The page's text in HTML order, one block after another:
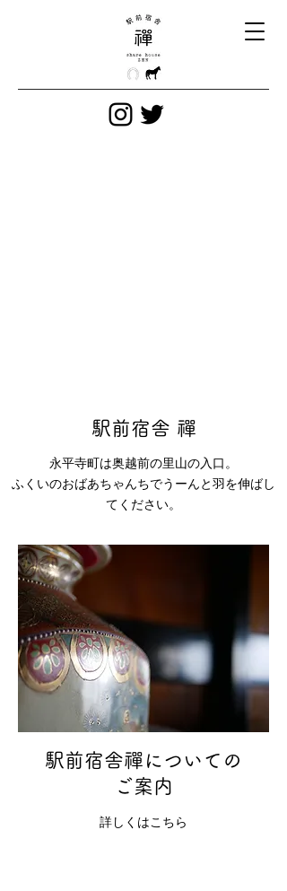
​駅前宿舎 禪
永平寺町は奥越前の里山の入口。
ふくいのおばあちゃんちでうーんと羽を伸ばし
てください。
駅前宿舎禪についての
ご案内
詳しくはこちら